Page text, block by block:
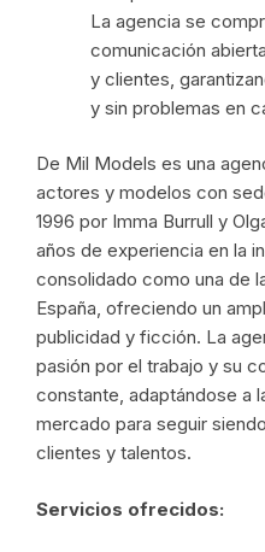
La agencia se
comunicación
y clientes,
y sin problemas en
De Mil Models es una
actores y modelos con
1996 por Imma Burrull y
años de experiencia en la
consolidado como una de
España, ofreciendo un
publicidad y ficción. La
pasión por el trabajo y su
constante, adaptándose a
mercado para seguir
clientes y talentos.
Servicios ofrecidos: